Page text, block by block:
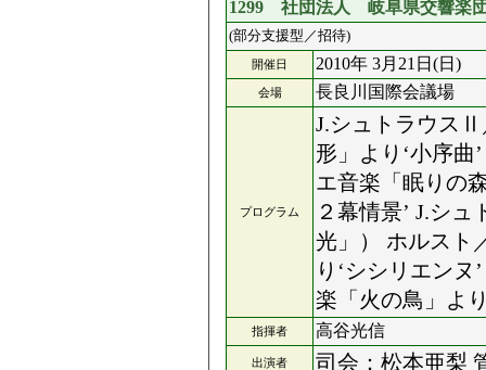
1299 社団法人 岐阜県交響楽団
(部分支援型／招待)
開催日 2010年 3月21日(日)
会場 長良川国際会議場
プログラム
J.シュトラウスⅡ
形」より‘小序曲
エ音楽「眠りの
２幕情景’ J.シ
光」） ホルスト
り‘シシリエン
楽「火の鳥」よ
指揮者 高谷光信
出演者 司会：松本亜梨